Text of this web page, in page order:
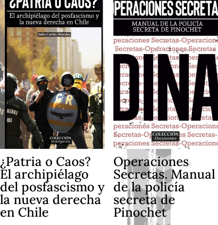
¿Patria o Caos?
El archipiélago
del posfascismo y
la nueva derecha
en Chile
Operaciones
Secretas. Manual
de la policía
secreta de
Pinochet